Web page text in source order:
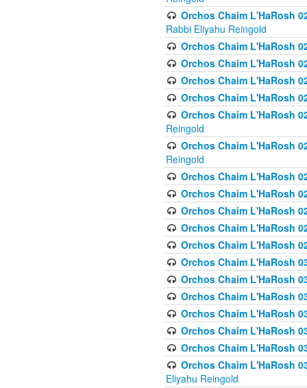
Orchos Chaim L'HaRosh
Rabbi Eliyahu Reingold
Orchos Chaim L'HaRosh
Orchos Chaim L'HaRosh
Orchos Chaim L'HaRosh
Orchos Chaim L'HaRosh
Orchos Chaim L'HaRosh
Reingold
Orchos Chaim L'HaRosh
Reingold
Orchos Chaim L'HaRosh
Orchos Chaim L'HaRosh
Orchos Chaim L'HaRosh
Orchos Chaim L'HaRosh
Orchos Chaim L'HaRosh
Orchos Chaim L'HaRosh
Orchos Chaim L'HaRosh
Orchos Chaim L'HaRosh
Orchos Chaim L'HaRosh
Orchos Chaim L'HaRosh
Orchos Chaim L'HaRosh
Orchos Chaim L'HaRosh
Eliyahu Reingold